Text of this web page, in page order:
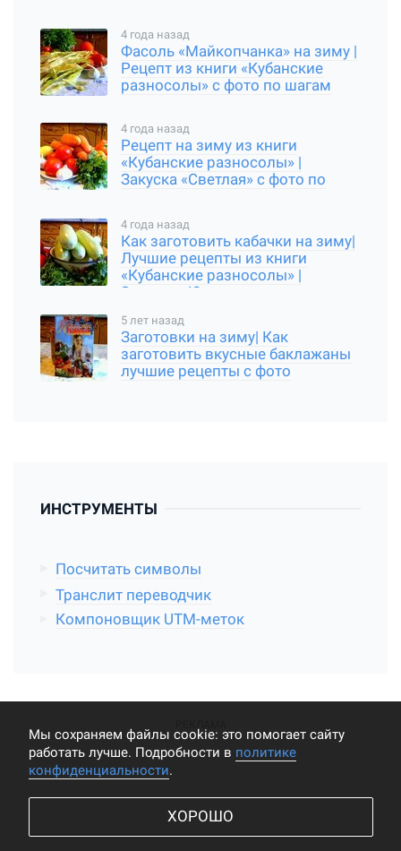
4 года назад
Фасоль «Майкопчанка» на зиму |
Рецепт из книги «Кубанские
разносолы» с фото по шагам
4 года назад
Рецепт на зиму из книги
«Кубанские разносолы» |
Закуска «Светлая» с фото по
4 года назад
Как заготовить кабачки на зиму|
Лучшие рецепты из книги
«Кубанские разносолы» |
Закуска «Юрча»
5 лет назад
Заготовки на зиму| Как
заготовить вкусные баклажаны
лучшие рецепты с фото
ИНСТРУМЕНТЫ
Посчитать символы
Транслит переводчик
Компоновщик UTM-меток
Мы cохраняем файлы cookie: это помогает сайту
работать лучше. Подробности в политике
конфиденциальности.
ХОРОШО